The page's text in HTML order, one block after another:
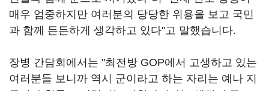
매우 엄중하지만 여러분의 당당한 위용을 보고 국민
과 함께 든든하게 생각하고 있다"고 말했습니다.
장병 간담회에서는 "최전방 GOP에서 고생하고 있는
여러분들 보니까 역시 군이라고 하는 자리는 예나 지